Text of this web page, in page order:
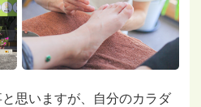
思いますが、自分のカラダ